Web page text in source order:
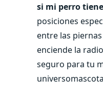
si mi perro
posiciones
entre las
enciende la
seguro para tu